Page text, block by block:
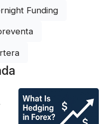
Funding